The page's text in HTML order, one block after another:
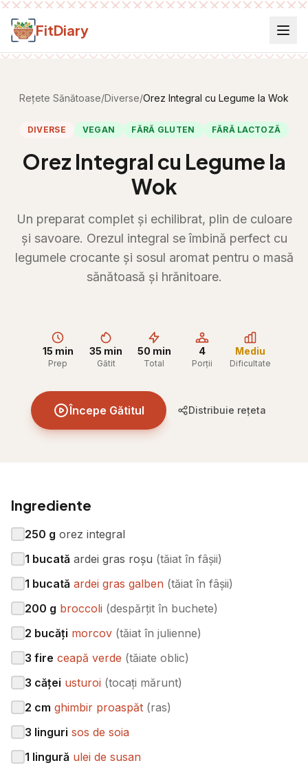
Salt la conținut
FitDiary
Rețete Sănătoase/Diverse/Orez Integral cu Legume la Wok
DIVERSE VEGAN FĂRĂ GLUTEN FĂRĂ LACTOZĂ
Orez Integral cu Legume la
Wok
Un preparat complet și echilibrat, plin de culoare
și savoare. Orezul integral se îmbină perfect cu
legumele crocante și sosul aromat pentru o masă
sănătoasă și hrănitoare.
15 min
Prep
35 min
Gătit
50 min
Total
4
Porții
Mediu
Dificultate
Începe Gătitul Distribuie rețeta
Ingrediente
250 g orez integral
1 bucată ardei gras roșu (tăiat în fâșii)
1 bucată ardei gras galben (tăiat în fâșii)
200 g broccoli (despărțit în buchete)
2 bucăți morcov (tăiat în julienne)
3 fire ceapă verde (tăiate oblic)
3 căței usturoi (tocați mărunt)
2 cm ghimbir proaspăt (ras)
3 linguri sos de soia
1 lingură ulei de susan